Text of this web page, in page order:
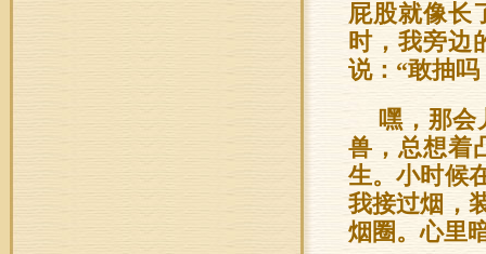
屁股就像长
时，我旁边
说：“敢抽吗
嘿，那会
兽，总想着
生。小时候
我接过烟，
烟圈。心里